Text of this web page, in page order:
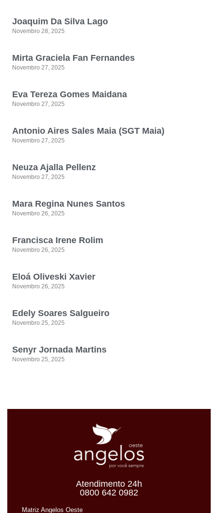
Joaquim Da Silva Lago
Novembro 28, 2025
Mirta Graciela Fan Fernandes
Novembro 27, 2025
Eva Tereza Gomes Maidana
Novembro 27, 2025
Antonio Aires Sales Maia (SGT Maia)
Novembro 27, 2025
Neuza Ajalla Pellenz
Novembro 27, 2025
Mara Regina Nunes Santos
Novembro 26, 2025
Francisca Irene Rolim
Novembro 26, 2025
Eloá Oliveski Xavier
Novembro 26, 2025
Edely Soares Salgueiro
Novembro 25, 2025
Senyr Jornada Martins
Novembro 25, 2025
Atendimento 24h
0800 642 0982
Matriz Angelos Oeste